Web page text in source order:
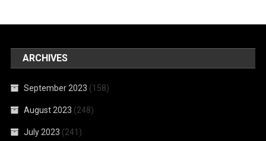
ARCHIVES
September 2023 (158)
August 2023 (248)
July 2023 (241)